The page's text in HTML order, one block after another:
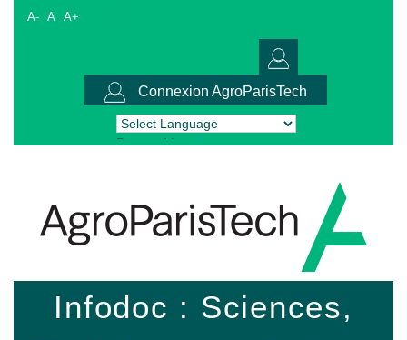
A- A A+
Connexion AgroParisTech
Powered by Translate
Infodoc : Sciences,